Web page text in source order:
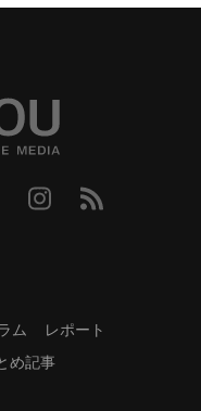
ム
レポート
め記事